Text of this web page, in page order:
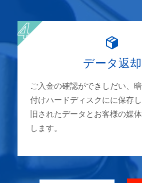
データ返却
ご入金の確認ができしだい、
付けハードディスクにに保存
旧されたデータとお客様の媒
します。